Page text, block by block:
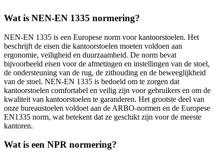
Wat is NEN-EN 1335 normering?
NEN-EN 1335 is een Europese norm voor kantoorstoelen. Het
beschrijft de eisen die kantoorstoelen moeten voldoen aan
ergonomie, veiligheid en duurzaamheid. De norm bevat
bijvoorbeeld eisen voor de afmetingen en instellingen van de stoel,
de ondersteuning van de rug, de zithouding en de beweeglijkheid
van de stoel. NEN-EN 1335 is bedoeld om te zorgen dat
kantoorstoelen comfortabel en veilig zijn voor gebruikers en om de
kwaliteit van kantoorstoelen te garanderen. Het grootste deel van
onze bureaustoelen voldoet aan de ARBO-normen en de Europese
EN1335 norm, wat betekent dat ze geschikt zijn voor de meeste
kantoren.
Wat is een NPR normering?